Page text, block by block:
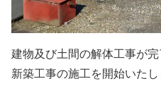
建物及び土間の解体工事が
新築工事の施工を開始いたし